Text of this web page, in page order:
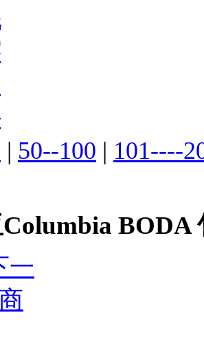
| 50--100 | 101----
BODA